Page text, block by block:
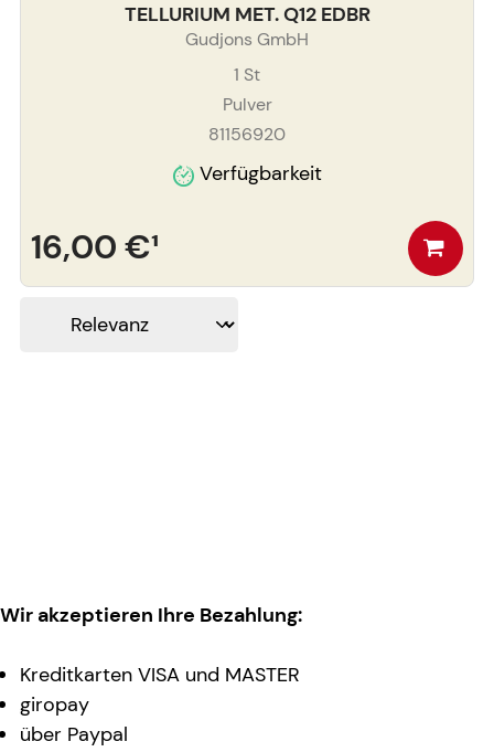
TELLURIUM MET. Q12 EDBR
Gudjons GmbH
1 St
Pulver
81156920
Verfügbarkeit
16,00 €¹
Wir akzeptieren Ihre Bezahlung:
Kreditkarten VISA und MASTER
giropay
über Paypal